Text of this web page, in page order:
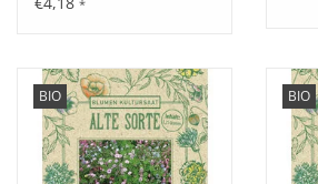
Ab März März vorziehen, ab Mai
April/Mai direkt im Garten oder mind.
*
BIO BIO